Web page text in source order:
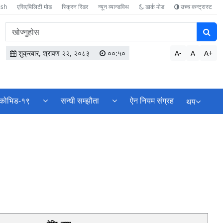
एसिएबिलिटी मोड स्क्रिन रिडर न्यून व्यान्डविथ डार्क मोड उच्च कन्ट्रास्ट
वेबसाइटमा
सामग्री
खोज्नुहोस
शुक्रबार, श्रावण २२, २०८३ ००:५० A- A A+
१९ सन्धी सम्झौता ऐन नियम संग्रह थप